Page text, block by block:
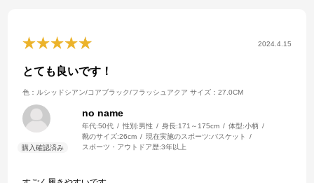
2024.4.15
とても良いです！
色：ルシッドシアン/コアブラック/フラッシュアクア サイズ：27.0CM
no name
年代:50代 性別:男性 身長:171～175cm 体型:小柄
靴のサイズ:26cm 現在実施のスポーツ:バスケット
スポーツ・アウトドア歴:3年以上